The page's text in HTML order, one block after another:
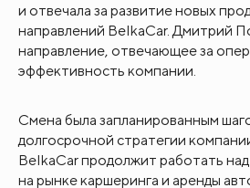
и отвечала за развитие новых
направлений BelkaCar. Дмитрий
направление, отвечающее за
эффективность компании.
Смена была запланированным
долгосрочной стратегии
BelkaCar продолжит работать
на рынке каршеринга и аренды